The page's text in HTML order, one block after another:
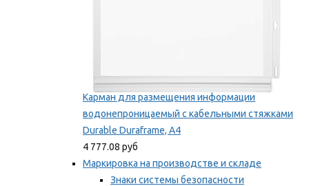
Карман для размещения информации
водонепроницаемый с кабельными стяжками
Durable Duraframe, А4
4 777.08 руб
Маркировка на производстве и складе
Знаки системы безопасности